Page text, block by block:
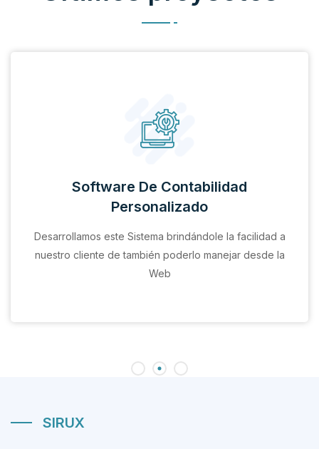
Software De Contabilidad
Personalizado
Desarrollamos este Sistema brindándole la facilidad a
nuestro cliente de también poderlo manejar desde la
Web
SIRUX